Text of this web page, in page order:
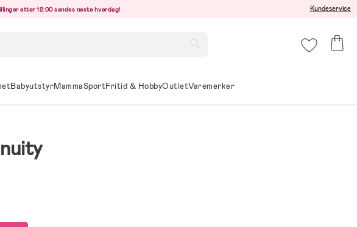
etter 12:00 sendes neste hverdag! Kundeservice
BabyutstyrMammaSportFritid & HobbyOutletVaremerker